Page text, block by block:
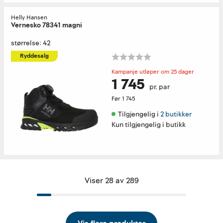
Helly Hansen
Vernesko 78341 magni
størrelse: 42
Ryddesalg
Kampanje utløper om 25 dager
1 745 pr. par
Før1 745
Tilgjengelig i 2 butikker
Kun tilgjengelig i butikk
Viser 28 av 289